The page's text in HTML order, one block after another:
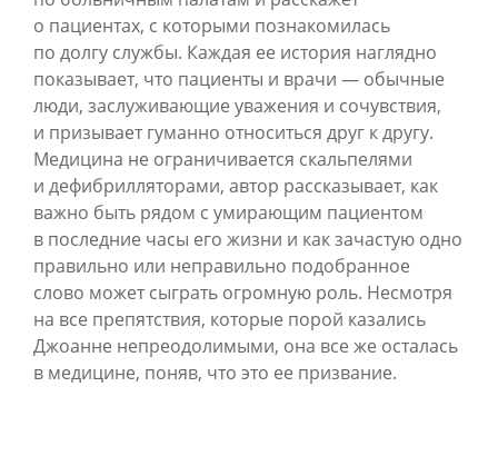
о пациентах, с которыми познакомилась
по долгу службы. Каждая ее история наглядно
показывает, что пациенты и врачи — обычные
люди, заслуживающие уважения и сочувствия,
и призывает гуманно относиться друг к другу.
Медицина не ограничивается скальпелями
и дефибрилляторами, автор рассказывает, как
важно быть рядом с умирающим пациентом
в последние часы его жизни и как зачастую одно
правильно или неправильно подобранное
слово может сыграть огромную роль. Несмотря
на все препятствия, которые порой казались
Джоанне непреодолимыми, она все же осталась
в медицине, поняв, что это ее призвание.